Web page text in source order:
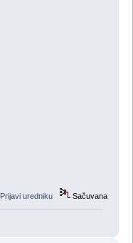
Prijavi uredniku Sačuvana